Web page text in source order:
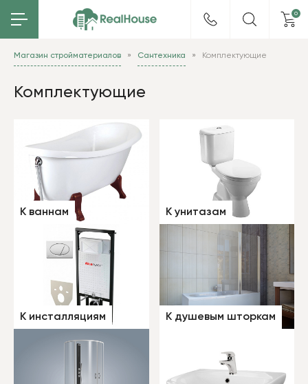
0
Магазин стройматериалов Сантехника Комплектующие
Комплектующие
К ваннам К унитазам
К инсталляциям К душевым шторкам